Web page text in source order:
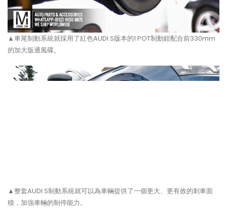
▲車尾制動系統就採用了紅色AUDI S版本的1 POT制動鉗配合前330mm
的加大版通風碟。
▲整套AUDI S制動系統就可以為車輛提供了一個更大、更有效的剎車面
積，加強車輛的制停能力。